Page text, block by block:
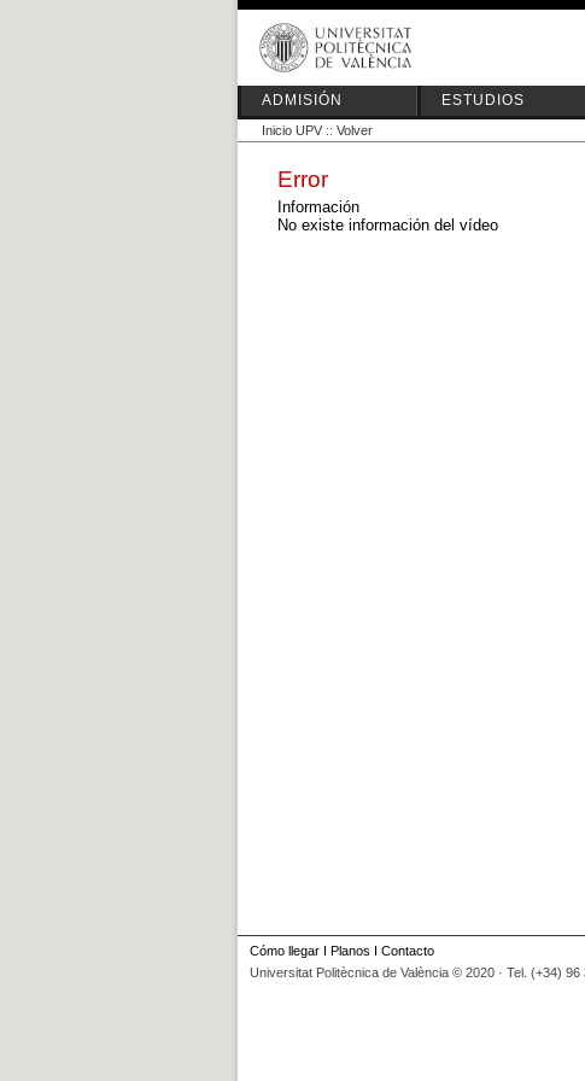
ADMISIÓN ESTUDIOS
Inicio UPV :: Volver
Error
Información
No existe información del vídeo
Cómo llegar I Planos I Contacto
Universitat Politècnica de València © 2020 · Tel. (+34) 96